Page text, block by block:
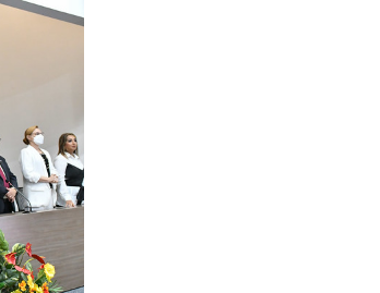
a diversas outras opressões como
avanços do discurso de ódio surgem à
de ferramentas jurídicas e sociais
Robeyoncé Lima. Ela citou os
Tribunal de Justiça e outras entidades e
existe uma legislação protetiva federal
ações afirmativas para incluir e reparar
LGBTQIA+, mulheres, etc, que passam